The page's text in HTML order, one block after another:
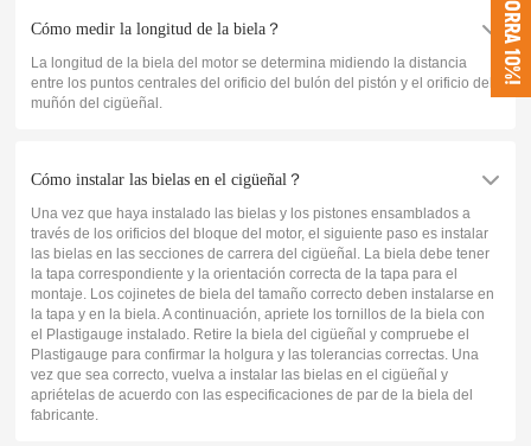
Cómo medir la longitud de la biela？
La longitud de la biela del motor se determina midiendo la distancia
entre los puntos centrales del orificio del bulón del pistón y el orificio del
muñón del cigüeñal.
Cómo instalar las bielas en el cigüeñal？
Una vez que haya instalado las bielas y los pistones ensamblados a
través de los orificios del bloque del motor, el siguiente paso es instalar
las bielas en las secciones de carrera del cigüeñal. La biela debe tener
la tapa correspondiente y la orientación correcta de la tapa para el
montaje. Los cojinetes de biela del tamaño correcto deben instalarse en
la tapa y en la biela. A continuación, apriete los tornillos de la biela con
el Plastigauge instalado. Retire la biela del cigüeñal y compruebe el
Plastigauge para confirmar la holgura y las tolerancias correctas. Una
vez que sea correcto, vuelva a instalar las bielas en el cigüeñal y
apriételas de acuerdo con las especificaciones de par de la biela del
fabricante.
¡AHORRA 10%!